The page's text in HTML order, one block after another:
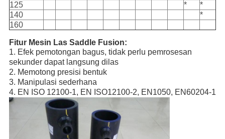
125
*
*
140
*
160
Fitur Mesin Las Saddle Fusion:
1. Efek pemotongan bagus, tidak perlu pemrosesan
sekunder dapat langsung dilas
2. Memotong presisi bentuk
3. Manipulasi sederhana
4. EN ISO 12100-1, EN ISO12100-2, EN1050, EN60204-1